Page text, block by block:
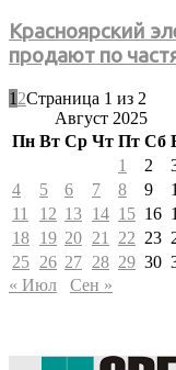
Красноярский
продают по
1 2Страница 1 из 2
Август 2025
Пн Вт Ср Чт Пт Сб
1
2
4
5 6 7 8 9
11
12 13 14 15 16
18 19 20 21 22 23
25 26 27 28 29 30
« Июл
Сен »